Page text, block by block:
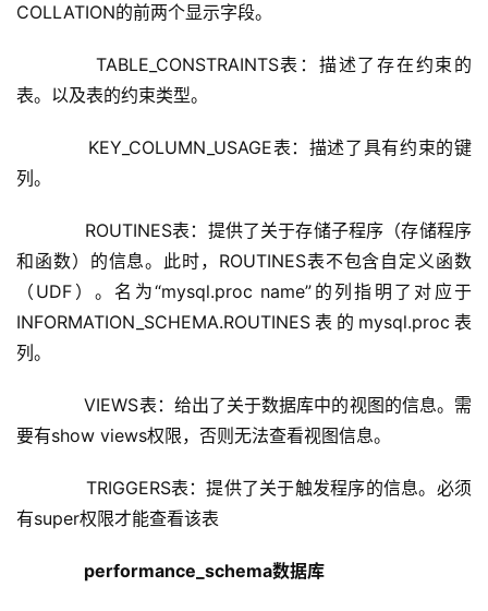
COLLATION的前两个显示字段。
TABLE_CONSTRAINTS表：描述了存在约束的
表。以及表的约束类型。
KEY_COLUMN_USAGE表：描述了具有约束的键
列。
ROUTINES表：提供了关于存储子程序（存储程序
和函数）的信息。此时，ROUTINES表不包含自定义函数
（UDF）。名为“mysql.proc name”的列指明了对应于
INFORMATION_SCHEMA.ROUTINES表的mysql.proc表
列。
VIEWS表：给出了关于数据库中的视图的信息。需
要有show views权限，否则无法查看视图信息。
TRIGGERS表：提供了关于触发程序的信息。必须
有super权限才能查看该表
performance_schema数据库